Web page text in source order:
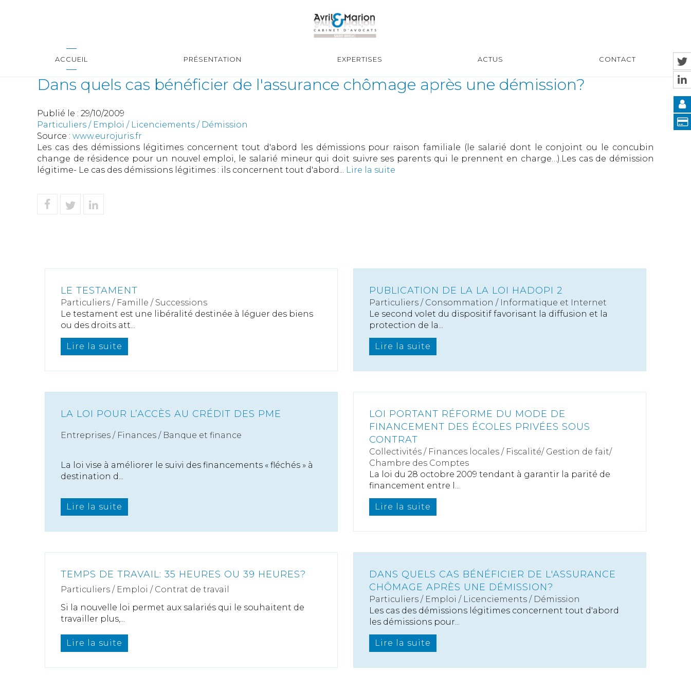
ACCUEIL PRÉSENTATION EXPERTISES ACTUS CONTACT
Dans quels cas bénéficier de l'assurance chômage après une démission?
Publié le : 29/10/2009
Particuliers / Emploi / Licenciements / Démission
Source : www.eurojuris.fr
Les cas des démissions légitimes concernent tout d'abord les démissions pour raison familiale (le salarié dont le conjoint ou le concubin
change de résidence pour un nouvel emploi, le salarié mineur qui doit suivre ses parents qui le prennent en charge…).Les cas de démission
légitime- Le cas des démissions légitimes : ils concernent tout d'abord... Lire la suite
LE TESTAMENT
Particuliers / Famille / Successions
Le testament est une libéralité destinée à léguer des biens
ou des droits att...
Lire la suite
PUBLICATION DE LA LA LOI HADOPI 2
Particuliers / Consommation / Informatique et Internet
Le second volet du dispositif favorisant la diffusion et la
protection de la...
Lire la suite
LA LOI POUR L’ACCÈS AU CRÉDIT DES PME
Entreprises / Finances / Banque et finance
La loi vise à améliorer le suivi des financements « fléchés » à
destination d...
Lire la suite
LOI PORTANT RÉFORME DU MODE DE
FINANCEMENT DES ÉCOLES PRIVÉES SOUS
CONTRAT
Collectivités / Finances locales / Fiscalité/ Gestion de fait/
Chambre des Comptes
La loi du 28 octobre 2009 tendant à garantir la parité de
financement entre l...
Lire la suite
TEMPS DE TRAVAIL: 35 HEURES OU 39 HEURES?
Particuliers / Emploi / Contrat de travail
Si la nouvelle loi permet aux salariés qui le souhaitent de
travailler plus,...
Lire la suite
DANS QUELS CAS BÉNÉFICIER DE L'ASSURANCE
CHÔMAGE APRÈS UNE DÉMISSION?
Particuliers / Emploi / Licenciements / Démission
Les cas des démissions légitimes concernent tout d'abord
les démissions pour...
Lire la suite